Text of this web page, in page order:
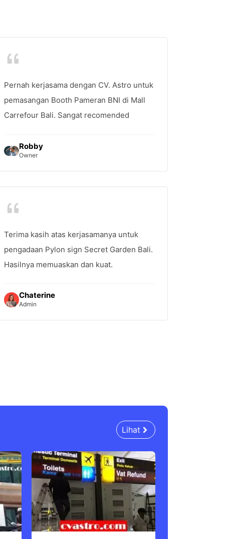
Pernah kerjasama dengan CV. Astro untuk
pemasangan Booth Pameran BNI di Mall
Carrefour Bali. Sangat recomended
Robby
Owner
Terima kasih atas kerjasamanya untuk
pengadaan Pylon sign Secret Garden Bali.
Hasilnya memuaskan dan kuat.
Chaterine
Admin
Lihat